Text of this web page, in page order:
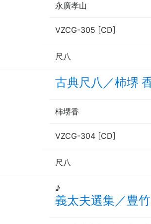
永廣孝山
VZCG-305 [CD]
尺八
古典尺八／柿堺
柿堺香
VZCG-304 [CD]
尺八
♪
義太夫選集／豊